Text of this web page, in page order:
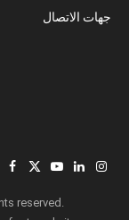
جهات الاتصال
Facebook
X
YouTube
LinkedIn
reserved.